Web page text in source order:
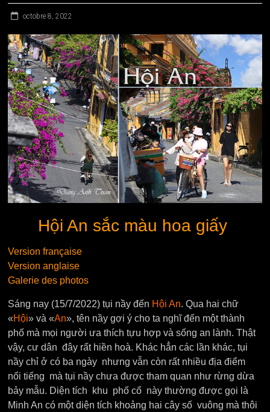
octobre 8, 2022
Hội An sắc màu hoa giấy
Version française
Version anglaise
Galerie des photos
Sáng nay (15/7/2022) tụi nầy đến Hội An. Qua hai chữ
«Hội» và «An», tên nầy gợi ý cho ta nghĩ đến một thành
phố mà mọi người ưa thích tựu hợp và sống an lành. Thật
vậy, cư dân đây rất hiền hoà. Khác hẳn các lần khác, tụi
nầy chỉ ở có ba ngày nhưng vẫn còn rất nhiều địa điểm
nổi tiếng mà tụi nầy chưa được tham quan như rừng dừa
bảy mẫu. Diện tích khu phố cổ này thường được gọi là
Minh An có một diện tích khoảng hai cây số vuông mà thôi